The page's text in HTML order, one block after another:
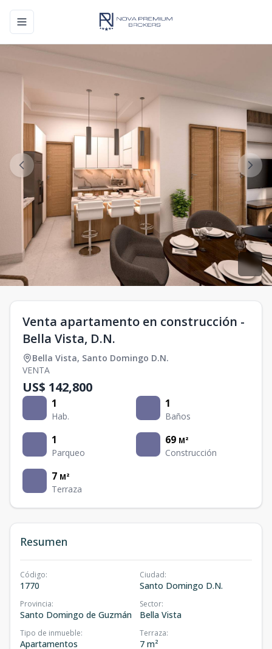
Toggle navigation menu
Venta apartamento en construcción -
Bella Vista, D.N.
Bella Vista, Santo Domingo D.N.
VENTA
US$ 142,800
1
Hab.
1
Baños
1
Parqueo
69 M²
Construcción
7 M²
Terraza
Resumen
Código:
1770
Ciudad:
Santo Domingo D.N.
Provincia:
Santo Domingo de Guzmán
Sector:
Bella Vista
Tipo de inmueble:
Apartamentos
Terraza:
7 m²